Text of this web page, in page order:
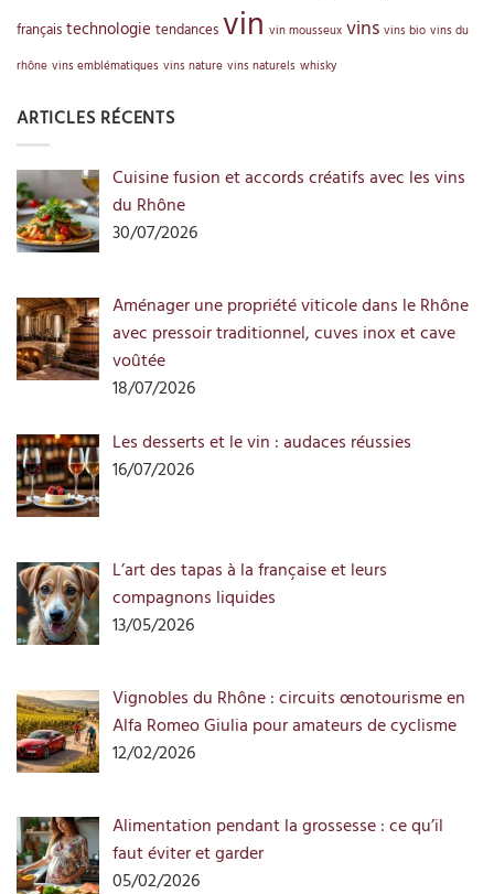
français technologie tendances vin vin mousseux vins vins bio vins du
rhône vins emblématiques vins nature vins naturels whisky
ARTICLES RÉCENTS
Cuisine fusion et accords créatifs avec les vins
du Rhône
30/07/2026
Aménager une propriété viticole dans le Rhône
avec pressoir traditionnel, cuves inox et cave
voûtée
18/07/2026
Les desserts et le vin : audaces réussies
16/07/2026
L’art des tapas à la française et leurs
compagnons liquides
13/05/2026
Vignobles du Rhône : circuits œnotourisme en
Alfa Romeo Giulia pour amateurs de cyclisme
12/02/2026
Alimentation pendant la grossesse : ce qu’il
faut éviter et garder
05/02/2026